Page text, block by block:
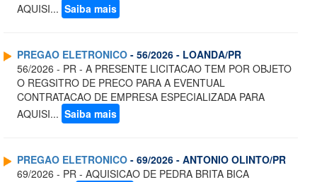
AQUISI... Saiba mais
PREGAO ELETRONICO - 56/2026 - LOANDA/PR
56/2026 - PR - A PRESENTE LICITACAO TEM POR OBJETO
O REGSITRO DE PRECO PARA A EVENTUAL
CONTRATACAO DE EMPRESA ESPECIALIZADA PARA
AQUISI... Saiba mais
PREGAO ELETRONICO - 69/2026 - ANTONIO OLINTO/PR
69/2026 - PR - AQUISICAO DE PEDRA BRITA BICA